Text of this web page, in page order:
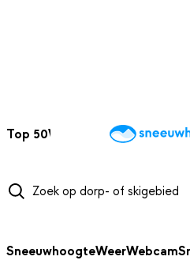
Top 50Webcams
SneeuwhoogteWeerWebcam